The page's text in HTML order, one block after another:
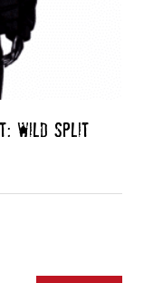
WILD SPLIT